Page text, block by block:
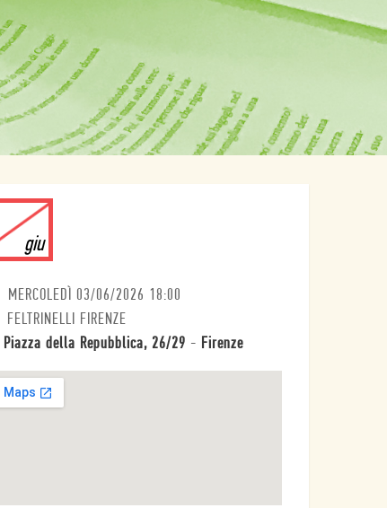
giu
MERCOLEDÌ 03/06/2026 18:00
FELTRINELLI FIRENZE
Piazza della Repubblica, 26/29 - Firenze